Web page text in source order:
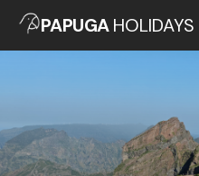
PAPUGAHOLIDAYS